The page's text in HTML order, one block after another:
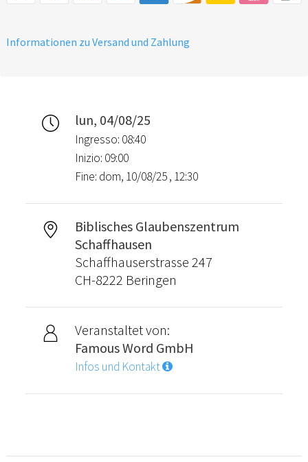
Informationen zu Versand und Zahlung
lun, 04/08/25
Ingresso: 08:40
Inizio: 09:00
Fine: dom, 10/08/25 , 12:30
Biblisches Glaubenszentrum
Schaffhausen
Schaffhauserstrasse 247
CH-8222 Beringen
Veranstaltet von:
Famous Word GmbH
Infos und Kontakt